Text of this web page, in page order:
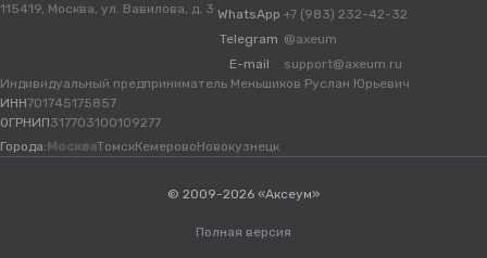
115419, Москва, ул. Вавилова, д. 3 WhatsApp +7 (983) 232-42-32
Telegram @axeum
E-mail
support@axeum.ru
Индивидуальный предприниматель Меньшиков Руслан Юрьевич
ИНН701745175857
ОГРНИП317703100109277
Города: МоскваТомскКемеровоНовокузнецк
© 2009-2026 «Аксеум»
Полная версия